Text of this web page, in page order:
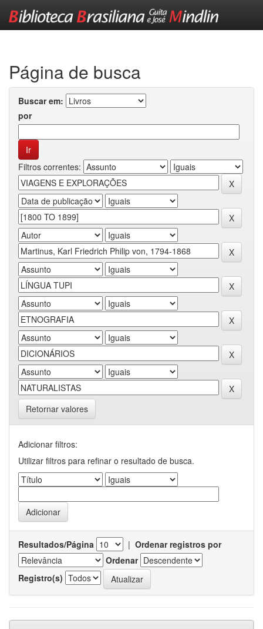
Página de busca
Buscar em:
por
Filtros correntes:
Retornar valores
Adicionar filtros:
Utilizar filtros para refinar o resultado de busca.
Resultados/Página | Ordenar registros por
Ordenar
Registro(s)